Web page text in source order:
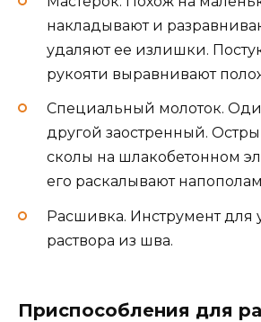
накладывают и
удаляют ее излишки.
рукояти выравнивают
Специальный молоток.
другой заостренный.
сколы на шлакобетонном
его раскалывают
Расшивка. Инструмент для
раствора из шва.
Приспособления для